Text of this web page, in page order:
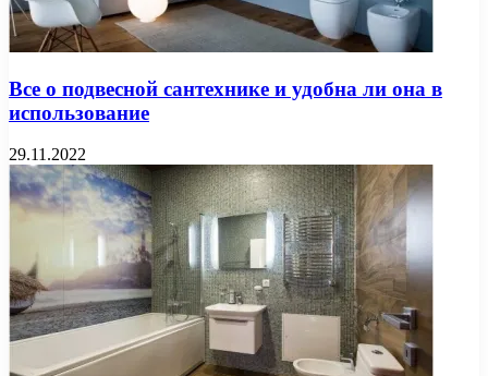
Все о подвесной сантехнике и удобна ли она в
использование
29.11.2022